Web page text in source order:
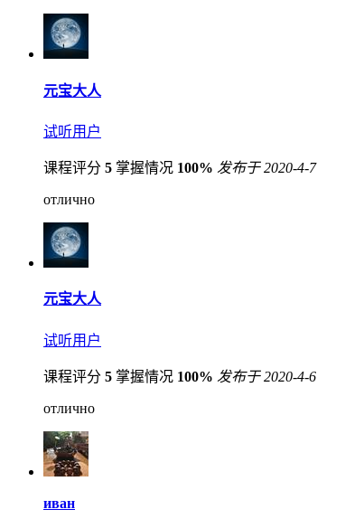
元宝大人
试听用户
课程评分 5 掌握情况 100% 发布于 2020-4-7
отлично
元宝大人
试听用户
课程评分 5 掌握情况 100% 发布于 2020-4-6
отлично
иван